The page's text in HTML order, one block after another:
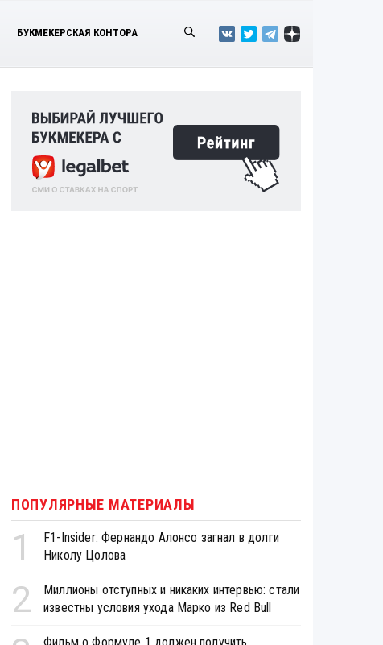
БУКМЕКЕРСКАЯ КОНТОРА
ПОПУЛЯРНЫЕ МАТЕРИАЛЫ
1
F1-Insider: Фернандо Алонсо загнал в долги
Николу Цолова
2
Миллионы отступных и никаких интервью: стали
известны условия ухода Марко из Red Bull
Фильм о Формуле 1 должен получить